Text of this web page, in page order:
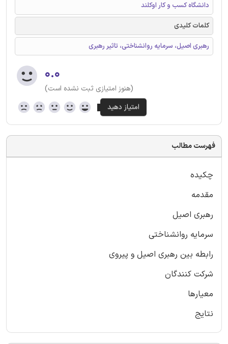
دانشگاه کسب و کار اوکلند
کلمات کلیدی
رهبری اصیل، سرمایه روانشناختی، تاثیر رهبری
۰.۰
(هنوز امتیازی ثبت نشده است)
فهرست مطالب
چکیده
مقدمه
رهبری اصیل
سرمایه روانشناختی
رابطه بین رهبری اصیل و پیروی
شرکت کنندگان
معیارها
نتایج